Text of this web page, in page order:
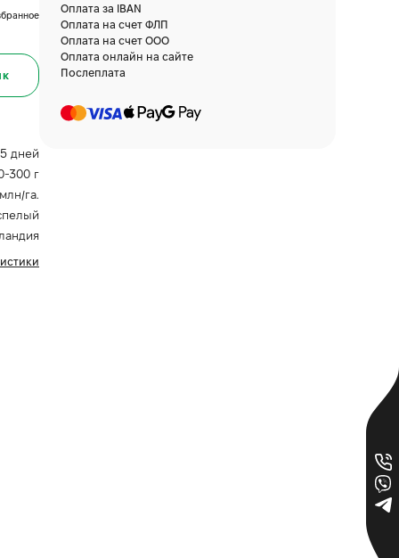
дней
300 г
га.
Оплата за IBAN
Оплата на счет ФЛП
Оплата на счет ООО
Оплата онлайн на сайте
Послеплата